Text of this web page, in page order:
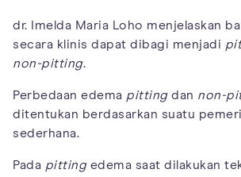
dr. Imelda Maria Loho menjelaskan
secara klinis dapat dibagi menjadi
non-pitting.
Perbedaan edema pittingdan non-
ditentukan berdasarkan suatu
sederhana.
Pada pittingedema saat dilakukan